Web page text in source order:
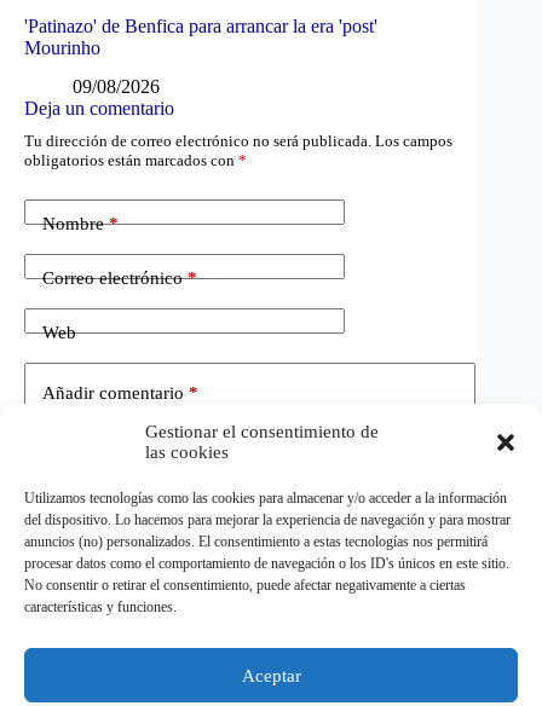
Gestionar el consentimiento de
las cookies
Utilizamos tecnologías como las cookies para almacenar y/o acceder a la información
del dispositivo. Lo hacemos para mejorar la experiencia de navegación y para mostrar
anuncios (no) personalizados. El consentimiento a estas tecnologías nos permitirá
procesar datos como el comportamiento de navegación o los ID's únicos en este sitio.
No consentir o retirar el consentimiento, puede afectar negativamente a ciertas
características y funciones.
Aceptar
'Patinazo' de Benfica para arrancar la era 'post'
Mourinho
09/08/2026
Deja un comentario
Tu dirección de correo electrónico no será publicada. Los campos
obligatorios están marcados con *
Nombre*
Correo electrónico*
Web
Añadir comentario *
Publicar el comentario